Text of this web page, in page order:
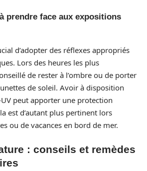
prendre face aux expositions
d’adopter des réflexes appropriés
Lors des heures les plus
de rester à l’ombre ou de porter
de soleil. Avoir à disposition
peut apporter une protection
est d’autant plus pertinent lors
ou de vacances en bord de mer.
: conseils et remèdes